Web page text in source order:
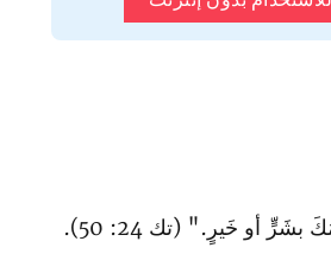
أو خَيرٍ." (تك 24: 50).